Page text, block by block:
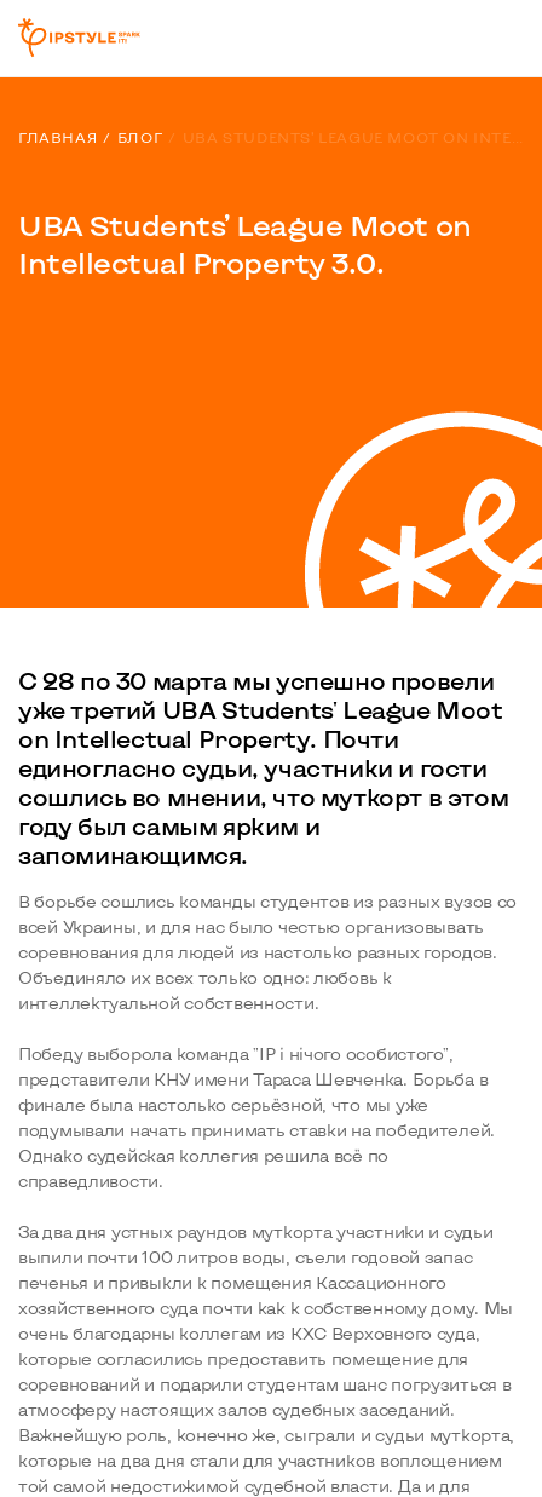
ГЛАВНАЯ БЛОГ
UBA Students’ League Moot on
Intellectual Property 3.0.
С 28 по 30 марта мы успешно провели
уже третий UBA Students' League Moot
on Intellectual Property. Почти
единогласно судьи, участники и гости
сошлись во мнении, что муткорт в этом
году был самым ярким и
запоминающимся.
В борьбе сошлись команды студентов из разных вузов со
всей Украины, и для нас было честью организовывать
соревнования для людей из настолько разных городов.
Объединяло их всех только одно: любовь к
интеллектуальной собственности.
Победу выборола команда "IP і нічого особистого",
представители КНУ имени Тараса Шевченка. Борьба в
финале была настолько серьёзной, что мы уже
подумывали начать принимать ставки на победителей.
Однако судейская коллегия решила всё по
справедливости.
За два дня устных раундов муткорта участники и судьи
выпили почти 100 литров воды, съели годовой запас
печенья и привыкли к помещения Кассационного
хозяйственного суда почти как к собственному дому. Мы
очень благодарны коллегам из КХС Верховного суда,
которые согласились предоставить помещение для
соревнований и подарили студентам шанс погрузиться в
атмосферу настоящих залов судебных заседаний.
Важнейшую роль, конечно же, сыграли и судьи муткорта,
которые на два дня стали для участников воплощением
той самой недостижимой судебной власти. Да и для